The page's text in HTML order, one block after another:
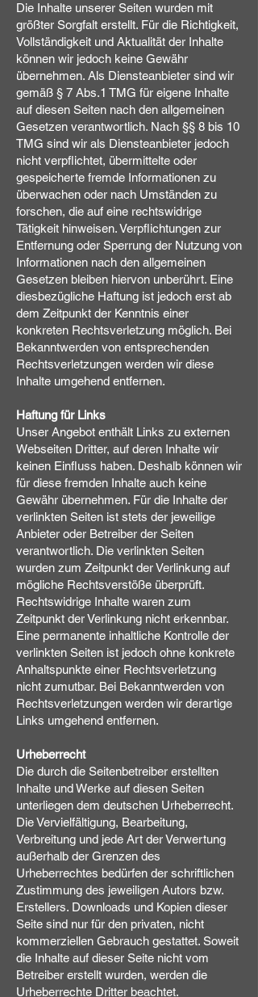
Die Inhalte unserer Seiten wurden mit
größter Sorgfalt erstellt. Für die Richtigkeit,
Vollständigkeit und Aktualität der Inhalte
können wir jedoch keine Gewähr
übernehmen. Als Diensteanbieter sind wir
gemäß § 7 Abs.1 TMG für eigene Inhalte
auf diesen Seiten nach den allgemeinen
Gesetzen verantwortlich. Nach §§ 8 bis 10
TMG sind wir als Diensteanbieter jedoch
nicht verpflichtet, übermittelte oder
gespeicherte fremde Informationen zu
überwachen oder nach Umständen zu
forschen, die auf eine rechtswidrige
Tätigkeit hinweisen. Verpflichtungen zur
Entfernung oder Sperrung der Nutzung von
Informationen nach den allgemeinen
Gesetzen bleiben hiervon unberührt. Eine
diesbezügliche Haftung ist jedoch erst ab
dem Zeitpunkt der Kenntnis einer
konkreten Rechtsverletzung möglich. Bei
Bekanntwerden von entsprechenden
Rechtsverletzungen werden wir diese
Inhalte umgehend entfernen.
Haftung für Links
Unser Angebot enthält Links zu externen
Webseiten Dritter, auf deren Inhalte wir
keinen Einfluss haben. Deshalb können wir
für diese fremden Inhalte auch keine
Gewähr übernehmen. Für die Inhalte der
verlinkten Seiten ist stets der jeweilige
Anbieter oder Betreiber der Seiten
verantwortlich. Die verlinkten Seiten
wurden zum Zeitpunkt der Verlinkung auf
mögliche Rechtsverstöße überprüft.
Rechtswidrige Inhalte waren zum
Zeitpunkt der Verlinkung nicht erkennbar.
Eine permanente inhaltliche Kontrolle der
verlinkten Seiten ist jedoch ohne konkrete
Anhaltspunkte einer Rechtsverletzung
nicht zumutbar. Bei Bekanntwerden von
Rechtsverletzungen werden wir derartige
Links umgehend entfernen.
Urheberrecht
Die durch die Seitenbetreiber erstellten
Inhalte und Werke auf diesen Seiten
unterliegen dem deutschen Urheberrecht.
Die Vervielfältigung, Bearbeitung,
Verbreitung und jede Art der Verwertung
außerhalb der Grenzen des
Urheberrechtes bedürfen der schriftlichen
Zustimmung des jeweiligen Autors bzw.
Erstellers. Downloads und Kopien dieser
Seite sind nur für den privaten, nicht
kommerziellen Gebrauch gestattet. Soweit
die Inhalte auf dieser Seite nicht vom
Betreiber erstellt wurden, werden die
Urheberrechte Dritter beachtet.